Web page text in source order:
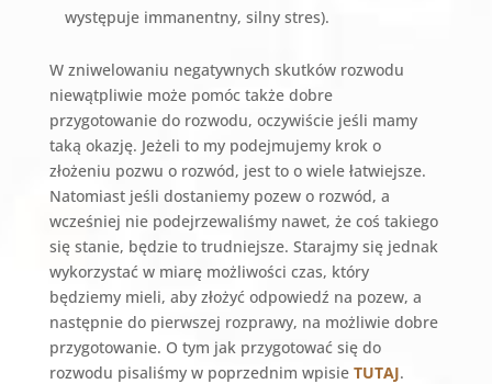
występuje immanentny, silny stres).
W zniwelowaniu negatywnych skutków rozwodu
niewątpliwie może pomóc także dobre
przygotowanie do rozwodu, oczywiście jeśli mamy
taką okazję. Jeżeli to my podejmujemy krok o
złożeniu pozwu o rozwód, jest to o wiele łatwiejsze.
Natomiast jeśli dostaniemy pozew o rozwód, a
wcześniej nie podejrzewaliśmy nawet, że coś takiego
się stanie, będzie to trudniejsze. Starajmy się jednak
wykorzystać w miarę możliwości czas, który
będziemy mieli, aby złożyć odpowiedź na pozew, a
następnie do pierwszej rozprawy, na możliwie dobre
przygotowanie. O tym jak przygotować się do
rozwodu pisaliśmy w poprzednim wpisie TUTAJ.